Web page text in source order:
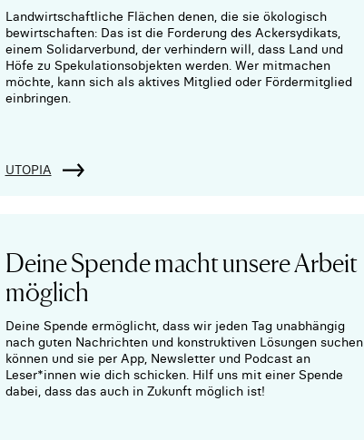
Landwirtschaftliche Flächen denen, die sie ökologisch
bewirtschaften: Das ist die Forderung des Ackersydikats,
einem Solidarverbund, der verhindern will, dass Land und
Höfe zu Spekulationsobjekten werden. Wer mitmachen
möchte, kann sich als aktives Mitglied oder Fördermitglied
einbringen.
UTOPIA
Deine Spende macht unsere Arbeit
möglich
Deine Spende ermöglicht, dass wir jeden Tag unabhängig
nach guten Nachrichten und konstruktiven Lösungen suchen
können und sie per App, Newsletter und Podcast an
Leser*innen wie dich schicken. Hilf uns mit einer Spende
dabei, dass das auch in Zukunft möglich ist!